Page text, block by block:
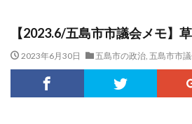
【2023.6/五島市市議会メモ】
2023年6月30日 五島市の政治, 五島市市